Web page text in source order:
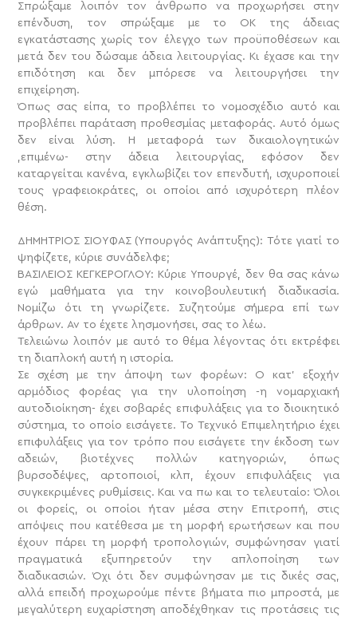
Σπρώξαμε λοιπόν τον άνθρωπο να προχωρήσει στην
επένδυση, τον σπρώξαμε με το ΟΚ της άδειας
εγκατάστασης χωρίς τον έλεγχο των προϋποθέσεων και
μετά δεν του δώσαμε άδεια λειτουργίας. Κι έχασε και την
επιδότηση και δεν μπόρεσε να λειτουργήσει την
επιχείρηση.
Όπως σας είπα, το προβλέπει το νομοσχέδιο αυτό και
προβλέπει παράταση προθεσμίας μεταφοράς. Αυτό όμως
δεν είναι λύση. Η μεταφορά των δικαιολογητικών
,επιμένω- στην άδεια λειτουργίας, εφόσον δεν
καταργείται κανένα, εγκλωβίζει τον επενδυτή, ισχυροποιεί
τους γραφειοκράτες, οι οποίοι από ισχυρότερη πλέον
θέση.
ΔΗΜΗΤΡΙΟΣ ΣΙΟΥΦΑΣ (Υπουργός Ανάπτυξης): Τότε γιατί το
ψηφίζετε, κύριε συνάδελφε;
ΒΑΣΙΛΕΙΟΣ ΚΕΓΚΕΡΟΓΛΟΥ: Κύριε Υπουργέ, δεν θα σας κάνω
εγώ μαθήματα για την κοινοβουλευτική διαδικασία.
Νομίζω ότι τη γνωρίζετε. Συζητούμε σήμερα επί των
άρθρων. Αν το έχετε λησμονήσει, σας το λέω.
Τελειώνω λοιπόν με αυτό το θέμα λέγοντας ότι εκτρέφει
τη διαπλοκή αυτή η ιστορία.
Σε σχέση με την άποψη των φορέων: Ο κατ’ εξοχήν
αρμόδιος φορέας για την υλοποίηση -η νομαρχιακή
αυτοδιοίκηση- έχει σοβαρές επιφυλάξεις για το διοικητικό
σύστημα, το οποίο εισάγετε. Το Τεχνικό Επιμελητήριο έχει
επιφυλάξεις για τον τρόπο που εισάγετε την έκδοση των
αδειών, βιοτέχνες πολλών κατηγοριών, όπως
βυρσοδέψες, αρτοποιοί, κλπ, έχουν επιφυλάξεις για
συγκεκριμένες ρυθμίσεις. Και να πω και το τελευταίο: Όλοι
οι φορείς, οι οποίοι ήταν μέσα στην Επιτροπή, στις
απόψεις που κατέθεσα με τη μορφή ερωτήσεων και που
έχουν πάρει τη μορφή τροπολογιών, συμφώνησαν γιατί
πραγματικά εξυπηρετούν την απλοποίηση των
διαδικασιών. Όχι ότι δεν συμφώνησαν με τις δικές σας,
αλλά επειδή προχωρούμε πέντε βήματα πιο μπροστά, με
μεγαλύτερη ευχαρίστηση αποδέχθηκαν τις προτάσεις τις